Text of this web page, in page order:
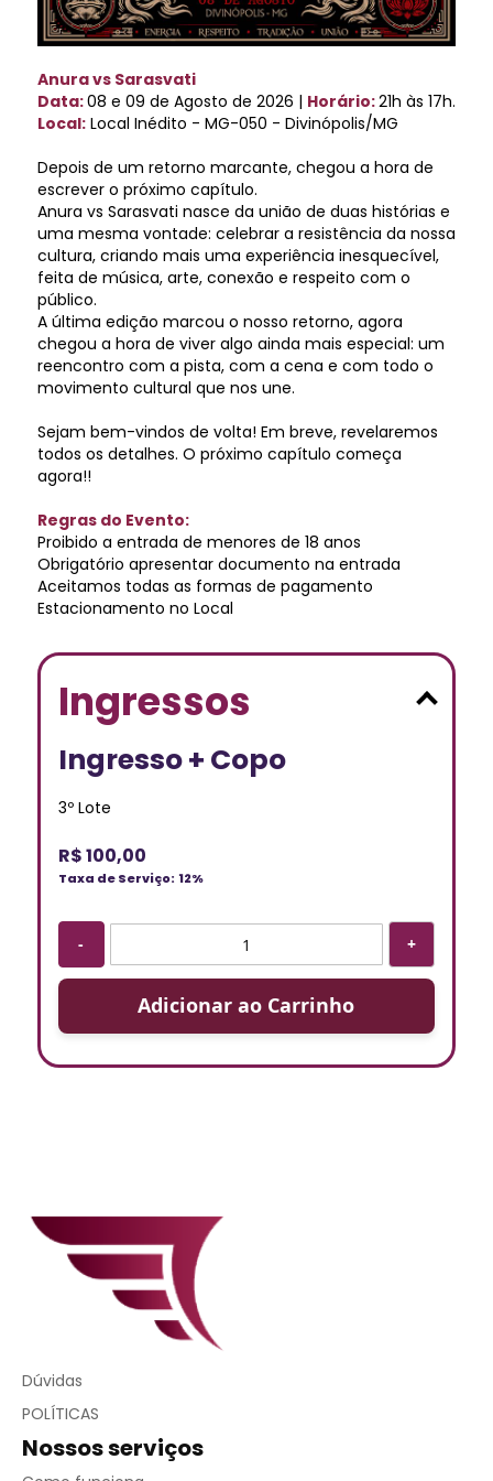
Anura vs Sarasvati
Data:08 e 09 de Agosto de 2026 | Horário:21h às 17h.
Local:Local Inédito - MG-050 - Divinópolis/MG
Depois de um retorno marcante, chegou a hora de
escrever o próximo capítulo.
Anura vs Sarasvati nasce da união de duas histórias e
uma mesma vontade: celebrar a resistência da nossa
cultura, criando mais uma experiência inesquecível,
feita de música, arte, conexão e respeito com o
público.
A última edição marcou o nosso retorno, agora
chegou a hora de viver algo ainda mais especial: um
reencontro com a pista, com a cena e com todo o
movimento cultural que nos une.
Sejam bem-vindos de volta! Em breve, revelaremos
todos os detalhes. O próximo capítulo começa
agora!!
Regras do Evento:
Proibido a entrada de menores de 18 anos
Obrigatório apresentar documento na entrada
Aceitamos todas as formas de pagamento
Estacionamento no Local
Ingressos
Ingresso + Copo
3º Lote
R$ 100,00
Taxa de Serviço: 12%
- +
Adicionar ao Carrinho
Dúvidas
POLÍTICAS
Nossos serviços